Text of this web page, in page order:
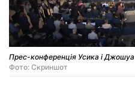
Прес-конференція Усика і Джошуа
Фото: Скриншот